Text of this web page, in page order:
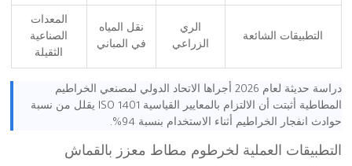
التطبيقات الشائعة
الري
الزراعي
نقل المياه
في المباني
المعدات
الصناعية
الثقيلة
دراسة حديثة لعام 2026 أجراها الاتحاد الدولي لمصنعي الخراطيم
المطاطية أثبتت أن الالتزام بالمعايير القياسية ISO 1401 يقلل من نسبة
حوادث انفجار الخراطيم أثناء الاستخدام بنسبة 94%.
التطبيقات العملية لخرطوم مطاط معزز بالقماش